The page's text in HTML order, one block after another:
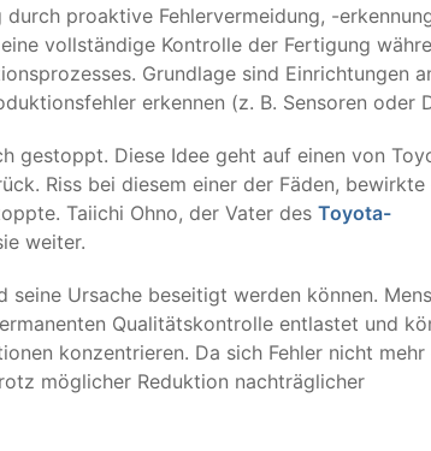
durch proaktive Fehlervermeidung, -
vollständige Kontrolle der Fertigung
Grundlage sind Einrichtungen
erkennen (z. B. Sensoren oder
gestoppt. Diese Idee geht auf einen von
Riss bei diesem einer der Fäden, bewirkte
Taiichi Ohno, der Vater des Toyota-
weiter.
Ursache beseitigt werden können.
Qualitätskontrolle entlastet und
konzentrieren. Da sich Fehler nicht
möglicher Reduktion nachträglicher